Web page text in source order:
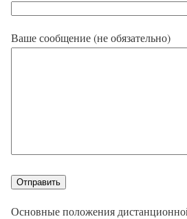
Ваше сообщение (не обязательно)
Основные положения